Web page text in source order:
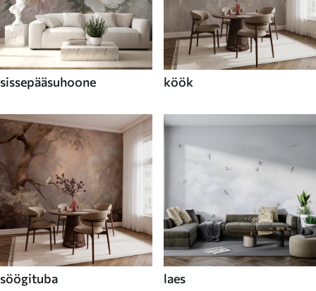
sissepääsuhoone köök
söögituba laes